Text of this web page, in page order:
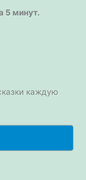
5 минут.
каждую